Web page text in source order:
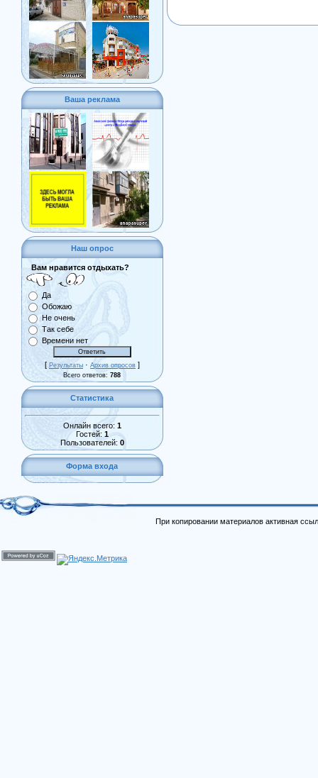
Ваша реклама
Наш опрос
Вам нравится отдыхать?
Да
Обожаю
Не очень
Так себе
Времени нет
[ Результаты · Архив опросов ]
Всего ответов:788
Статистика
Онлайн всего: 1
Гостей: 1
Пользователей: 0
Форма входа
При копировании материалов активная